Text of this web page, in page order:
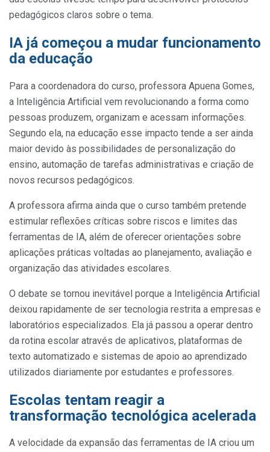
pedagógicos claros sobre o tema.
IA já começou a mudar funcionamento
da educação
Para a coordenadora do curso, professora Apuena Gomes,
a Inteligência Artificial vem revolucionando a forma como
pessoas produzem, organizam e acessam informações.
Segundo ela, na educação esse impacto tende a ser ainda
maior devido às possibilidades de personalização do
ensino, automação de tarefas administrativas e criação de
novos recursos pedagógicos.
A professora afirma ainda que o curso também pretende
estimular reflexões críticas sobre riscos e limites das
ferramentas de IA, além de oferecer orientações sobre
aplicações práticas voltadas ao planejamento, avaliação e
organização das atividades escolares.
O debate se tornou inevitável porque a Inteligência Artificial
deixou rapidamente de ser tecnologia restrita a empresas e
laboratórios especializados. Ela já passou a operar dentro
da rotina escolar através de aplicativos, plataformas de
texto automatizado e sistemas de apoio ao aprendizado
utilizados diariamente por estudantes e professores.
Escolas tentam reagir a
transformação tecnológica acelerada
A velocidade da expansão das ferramentas de IA criou um